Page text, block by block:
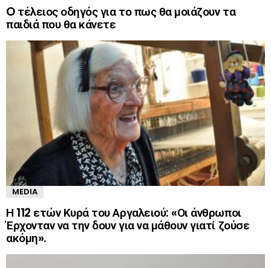
O τέλειος οδηγός για το πως θα μοιάζουν τα
παιδιά που θα κάνετε
MEDIA
Η 112 ετών Κυρά του Αργαλειού: «Οι άνθρωποι
Έρχονταν να την δουν για να μάθουν γιατί ζούσε
ακόμη».